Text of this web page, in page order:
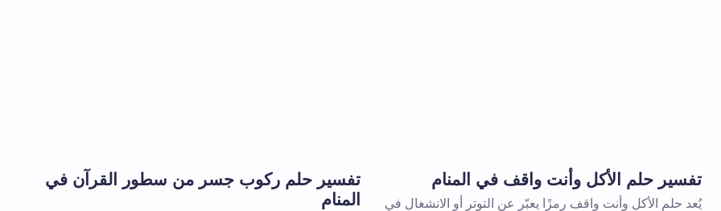
تفسير حلم الأكل وأنت واقف في المنام
يُعد حلم الأكل وأنت واقف رمزًا يعبّر عن التوتر أو الانشغال في
تفسير حلم ركوب جسر من سطور القرآن في
المنام